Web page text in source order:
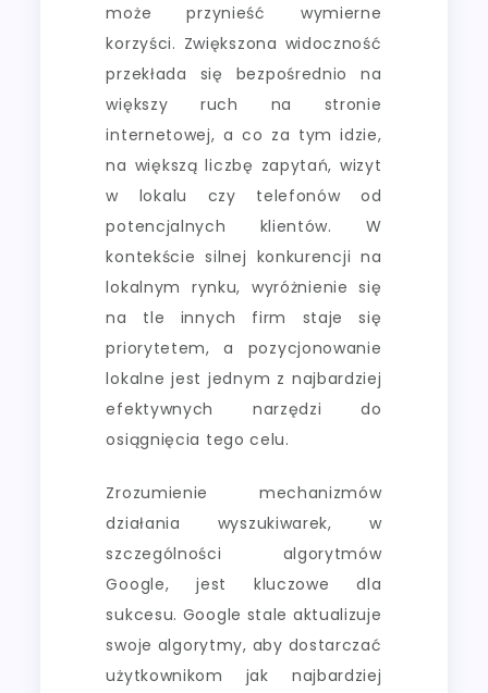
może przynieść wymierne
korzyści. Zwiększona widoczność
przekłada się bezpośrednio na
większy ruch na stronie
internetowej, a co za tym idzie,
na większą liczbę zapytań, wizyt
w lokalu czy telefonów od
potencjalnych klientów. W
kontekście silnej konkurencji na
lokalnym rynku, wyróżnienie się
na tle innych firm staje się
priorytetem, a pozycjonowanie
lokalne jest jednym z najbardziej
efektywnych narzędzi do
osiągnięcia tego celu.
Zrozumienie mechanizmów
działania wyszukiwarek, w
szczególności algorytmów
Google, jest kluczowe dla
sukcesu. Google stale aktualizuje
swoje algorytmy, aby dostarczać
użytkownikom jak najbardziej